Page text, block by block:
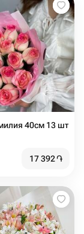
40см 13 шт
17 392֏